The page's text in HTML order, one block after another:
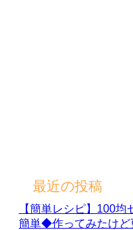
最近の投稿
【簡単レシピ】100
簡単◆作ってみたけど